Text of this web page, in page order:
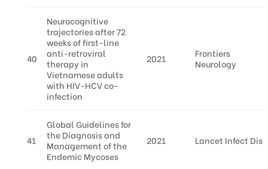
40
Neurocognitive
trajectories after 72
weeks of first-line
anti-retroviral
therapy in
Vietnamese adults
with HIV-HCV co-
infection
2021
Frontiers
Neurology
41
Global Guidelines for
the Diagnosis and
Management of the
Endemic Mycoses
2021 Lancet Infect Dis